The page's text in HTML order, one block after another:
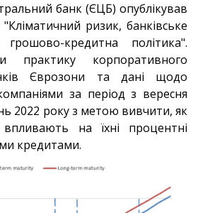
банк (ЄЦБ) опублікував
ризик, банківське
кредитна політика".
практику корпоративного
Єврозони та дані щодо
за період з вересня
2022 року з метою вивчити, як
на їхні процентні
кредитами.